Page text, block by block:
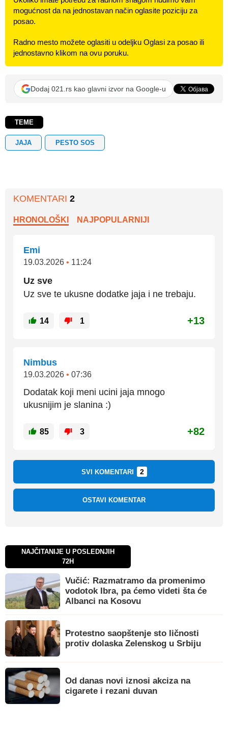
mogućnost da na jednostavan način oglasite poziciju za
posao.
Radno mesto možete oglasiti u odeljku Oglasi za posao ili
jednostavno klikom na ovu poruku.
Dodaj 021.rs kao glavni izvor na Google-u
TEME
JAJA PESTO SOS
KOMENTARI 2
HRONOLOŠKI NAJPOPULARNIJI
Emi
19.03.2026 • 11:24
Uz sve
Uz sve te ukusne dodatke jaja i ne trebaju.
14 1 +13
Nimbus
19.03.2026 • 07:36
Dodatak koji meni ucini jaja mnogo
ukusnijim je slanina :)
85 3 +82
SVI KOMENTARI 2
OSTAVI KOMENTAR
NAJČITANIJE U POSLEDNJIH
72H
Vučić: Razmatramo da promenimo
vodotok Ibra, pa ćemo videti šta će
Albanci na Kosovu
Protestno saopštenje sto ličnosti
protiv dolaska Zelenskog u Srbiju
Od danas novi iznosi akciza na
cigarete i rezani duvan